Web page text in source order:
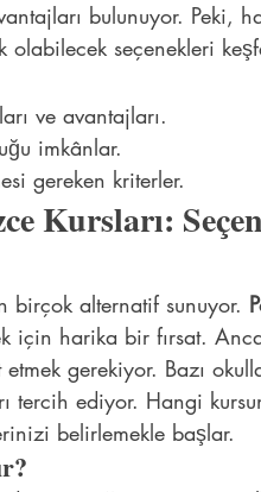
bulunuyor. Peki,
seçenekleri
ve avantajları.
imkânlar.
gereken kriterler.
Kursları:
birçok alternatif sunuyor.
için harika bir fırsat.
gerekiyor. Bazı
tercih ediyor. Hangi
belirlemekle başlar.